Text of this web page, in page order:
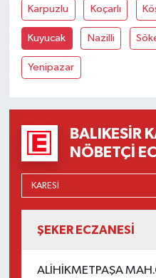
Karpuzlu Koçarlı
Kuyucak Nazilli
Yenipazar
BALIKESIR
NÖBETÇI
ŞEKER ECZANESİ
ALİHİKMETPAŞA
OLAY
OTOMOTİV
Resmi İlanlar
Savaştepe
SEYAHAT
SİYASET